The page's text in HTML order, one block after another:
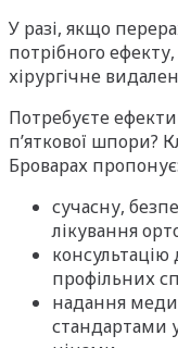
У разі, якщо
потрібного
хірургічне
Потребуєте
п’яткової шпори?
Броварах пропонує:
сучасну,
лікування
консультацію
профільних
надання
стандартами